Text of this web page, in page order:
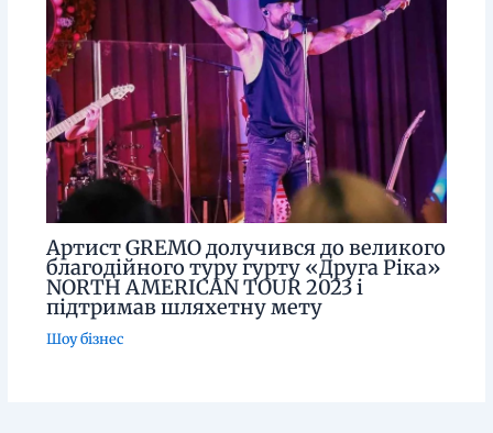
Артист GREMO долучився до великого
благодійного туру гурту «Друга Ріка»
NORTH AMERICAN TOUR 2023 і
підтримав шляхетну мету
Шоу бізнес